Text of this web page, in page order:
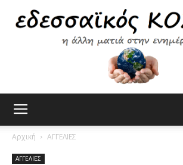
Αρχική ΑΓΓΕΛΙΕΣ
ΑΓΓΕΛΙΕΣ